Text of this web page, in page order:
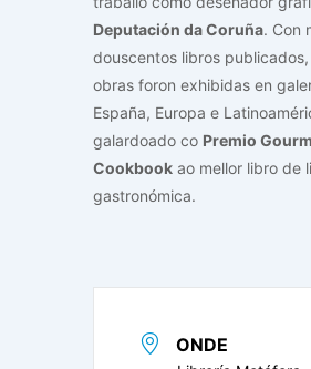
Deputación da Coruña. Con
douscentos libros publicados,
obras foron exhibidas en
España, Europa e
galardoado co Premio
Cookbook ao mellor libro de
gastronómica.
ONDE